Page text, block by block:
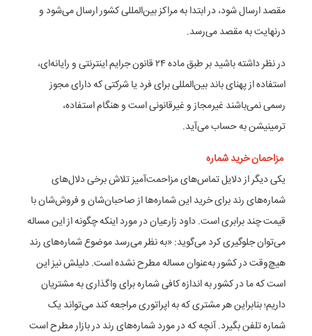
مقصد ارسال شود، در ابتدا به مراکز بین‌المللی کشور ارسال می‌شود و
درنهایت به مقصد می‌رسد.
در نظر داشته باشید بر طبق ماده ۲۴ قانون جرایم اینترنتی و رایانه‌ای،
استفاده از پهنای باند بین‌المللی برای فرد یا شرکتی که دارای مجوز
رسمی نمی‌باشند غیرمجاز و غیر‌قانونی است و هنگام استفاده،
ترمینیشن به حساب می‌آید.
مزاحمان خرید شماره
یکی دیگر از دلایل تماس‌های مزاحمت‌آمیز تلاش برخی دلال‌های
شماره‌های رند برای خرید این شماره‌ها از صاحبان‌شان و فروش‌شان با
قیمت چند برابری است. داود زارعیان در مورد اینکه چگونه از این مساله
می‌توان جلوگیری کرد می‌گوید: «به نظر می‌رسد موضوع شماره‌های رند
هیچ‌وقت در کشور به‌عنوان مساله مطرح نشده است. دلیلش نیز این
است که ما در کشور به اندازه کافی شماره برای واگذاری به مشتریان
داریم؛ بنابراین هر مشتری که به اپراتوری مراجعه کند می‌تواند یک
شماره تلفن بگیرد. آنچه که در مورد شماره‌های رند در بازار مطرح است